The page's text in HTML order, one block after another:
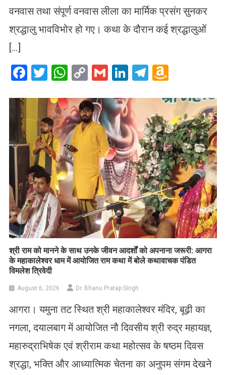
वनवास तथा संपूर्ण वनवास लीला का मार्मिक प्रसंग सुनकर
श्रद्धालु भावविभोर हो गए। कथा के दौरान कई श्रद्धालुओं
[…]
Facebook
Twitter
WhatsApp
CopyGmailLinkedIn
Telegram
List
​श्री राम को मानने के साथ उनके जीवन आदर्शों को अपनाना जरूरी: आगरा
के महाकालेश्वर धाम में आयोजित राम कथा में बोले कथावाचक पंडित
विमलेश त्रिवेदी
August 6, 2026 Dr. Bhanu Pratap Singh
आगरा। यमुना तट स्थित श्री महाकालेश्वर मंदिर, बूढ़ी का
नगला, दयालबाग में आयोजित नौ दिवसीय श्री रुद्र महायज्ञ,
महारुद्राभिषेक एवं श्रीराम कथा महोत्सव के षष्ठम दिवस
श्रद्धा, भक्ति और आध्यात्मिक चेतना का अनुपम संगम देखने